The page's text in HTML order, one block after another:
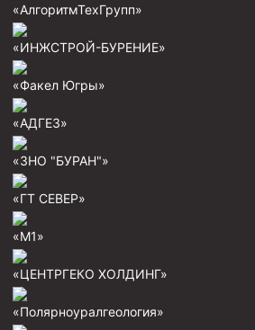
Центраторы колонные
Герметизаторы устьевые
Инструмент для бурения и КРС
Шаблоны колонные
Перья гидромониторные
Ерши механические
«АлгоритмТехГрупп»
«ИНЖСТРОЙ-БУРЕНИЕ»
«Факел Югры»
«АДГЕЗ»
«ЗНО "БУРАН"»
«ГТ СЕВЕР»
«М1»
«ЦЕНТРГЕКО ХОЛДИНГ»
«Полярноуралгеология»